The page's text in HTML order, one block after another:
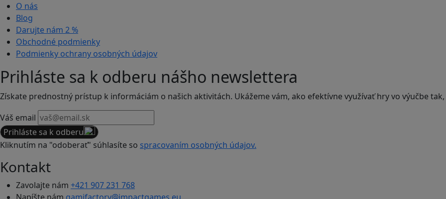
O nás
Blog
Darujte nám 2 %
Obchodné podmienky
Podmienky ochrany osobných údajov
Prihláste sa k odberu nášho newslettera
Získate prednostný prístup k informáciám o našich aktivitách. Ukážeme vám, ako efektívne využívať hry vo výučbe
Váš email
Prihláste sa k odberu
Kliknutím na "odoberať" súhlasíte so spracovaním osobných údajov.
Kontakt
Zavolajte nám +421 907 231 768